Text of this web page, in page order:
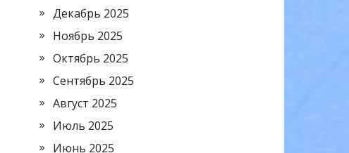
Декабрь 2025
Ноябрь 2025
Октябрь 2025
Сентябрь 2025
Август 2025
Июль 2025
Июнь 2025